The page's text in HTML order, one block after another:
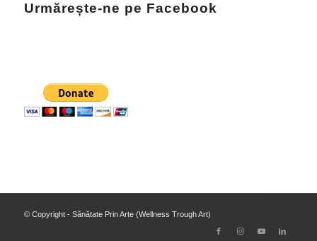
Urmărește-ne pe Facebook
© Copyright - Sănătate Prin Arte (Wellness Trough Art)